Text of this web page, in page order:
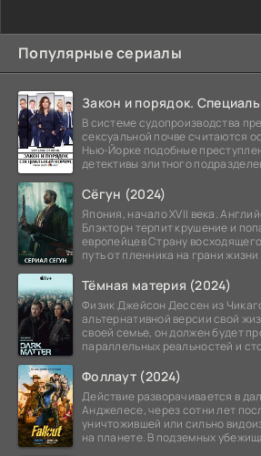
Популярные сериалы
В системе судопроизводства
сексуальной почве считаются
Нью-Йорке подобные
детективы элитного
Сёгун (2024)
Япония, начало XVII века.
Блэкторн терпит крушение и
европейцев Страну
путь от пленника на грани
Тёмная материя (2024)
Физик Джейсон Дессен из
альтернативной версии свой
своей семье, он должен будет
параллельных реальностей и
Фоллаут (2024)
Действие разворачивается в
Анджелесе, через сотни лет
уничтожившей или сильно
на планете. В подземных